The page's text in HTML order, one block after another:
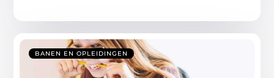
BANEN EN OPLEIDINGEN